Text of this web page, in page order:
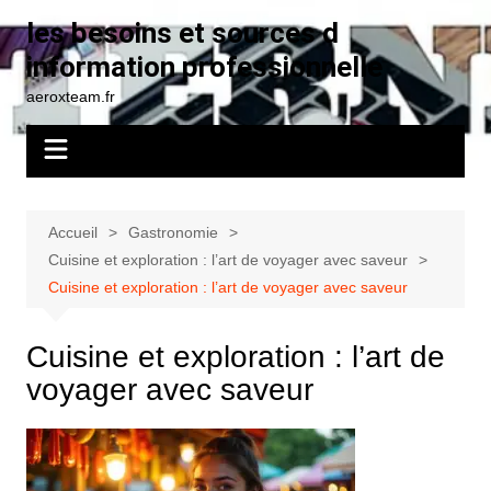
au
contenu
les besoins et sources d
information professionnelle
aeroxteam.fr
Accueil
Gastronomie
Cuisine et exploration : l’art de voyager avec saveur
Cuisine et exploration : l’art de voyager avec saveur
Cuisine et exploration : l’art de
voyager avec saveur